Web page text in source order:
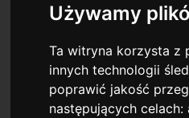
Używamy
Ta witryna korzysta z
innych technologii
poprawić jakość
następujących celach:
WYSZUKAJ